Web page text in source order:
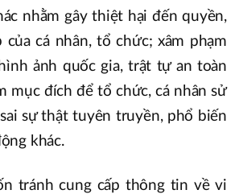
nhằm gây thiệt hại đến quyền,
của cá nhân, tổ chức; xâm phạm
ảnh quốc gia, trật tự an toàn
mục đích để tổ chức, cá nhân sử
sự thật tuyên truyền, phổ biến
khác.
tránh cung cấp thông tin về vi